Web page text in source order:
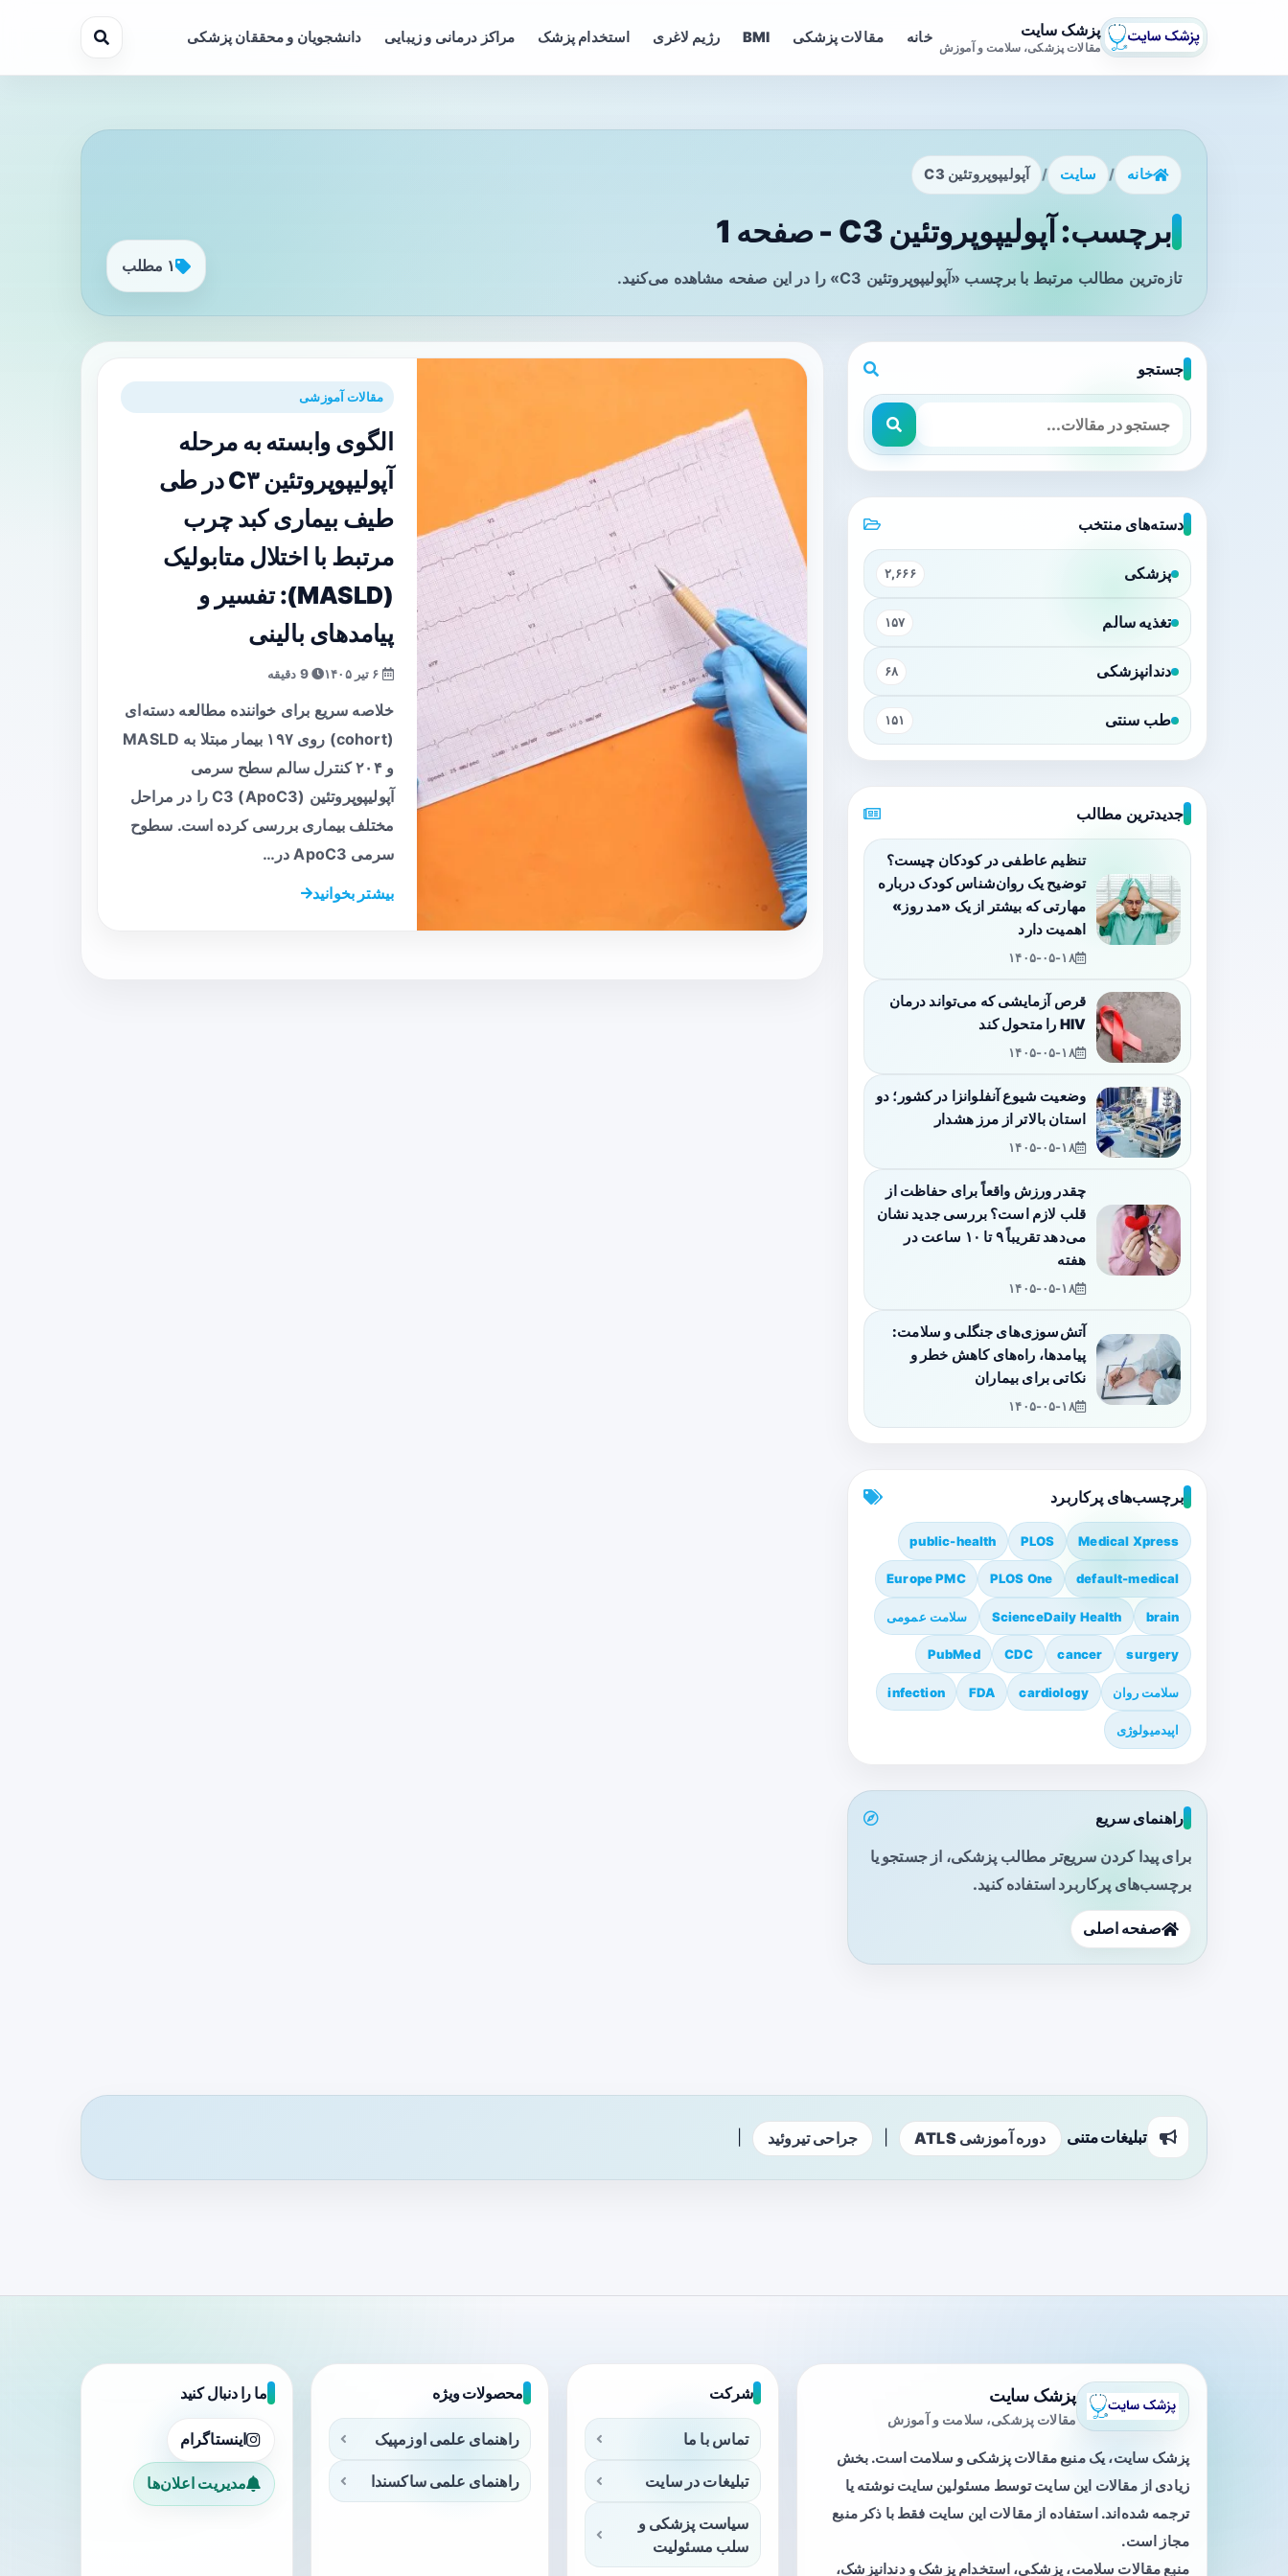
پزشک سایت
مقالات پزشکی، سلامت و آموزش
خانه مقالات پزشکی BMI رژیم لاغری استخدام پزشک مراکز درمانی و زیبایی دانشجویان و محققان پزشکی
خانه / سایت / آپولیپوپروتئین C3
برچسب: آپولیپوپروتئین C3 - صفحه 1
تازه‌ترین مطالب مرتبط با برچسب «آپولیپوپروتئین C3» را در این صفحه مشاهده می‌کنید.
۱ مطلب
مقالات آموزشی
الگوی وابسته به مرحله
آپولیپوپروتئین C۳ در طی
طیف بیماری کبد چرب
مرتبط با اختلال متابولیک
(MASLD): تفسیر و
پیامدهای بالینی
9 دقیقه
خلاصه سریع برای خواننده مطالعه دسته‌ای
(cohort) روی ۱۹۷ بیمار مبتلا به MASLD
و ۲۰۴ کنترل سالم سطح سرمی
آپولیپوپروتئین C3 (ApoC3) را در مراحل
مختلف بیماری بررسی کرده است. سطوح
سرمی ApoC3 در…
بیشتر بخوانید
جستجو
دسته‌های منتخب
پزشکی ۲,۶۶۶
تغذیه سالم ۱۵۷
دندانپزشکی ۶۸
طب سنتی ۱۵۱
جدیدترین مطالب
تنظیم عاطفی در کودکان چیست؟
توضیح یک روان‌شناس کودک درباره
مهارتی که بیشتر از یک «مد روز»
اهمیت دارد
۱۴۰۵-۰۵-۱۸
قرص آزمایشی که می‌تواند درمان
HIV را متحول کند
۱۴۰۵-۰۵-۱۸
وضعیت شیوع آنفلوانزا در کشور؛ دو
استان بالاتر از مرز هشدار
۱۴۰۵-۰۵-۱۸
چقدر ورزش واقعاً برای حفاظت از
قلب لازم است؟ بررسی جدید نشان
می‌دهد تقریباً ۹ تا ۱۰ ساعت در
هفته
۱۴۰۵-۰۵-۱۸
آتش‌سوزی‌های جنگلی و سلامت:
پیامدها، راه‌های کاهش خطر و
نکاتی برای بیماران
۱۴۰۵-۰۵-۱۸
برچسب‌های پرکاربرد
Medical Xpress
PLOS
public-health
default-medical
PLOS One
Europe PMC
brain
ScienceDaily Health سلامت عمومی
surgery
cancer
CDC
PubMed
سلامت روان cardiology
FDA
infection
اپیدمیولوژی
راهنمای سریع
برای پیدا کردن سریع‌تر مطالب پزشکی، از جستجو یا
برچسب‌های پرکاربرد استفاده کنید.
صفحه اصلی
تبلیغات متنی دوره آموزشی ATLS جراحی تیروئید
پزشک سایت
مقالات پزشکی، سلامت و آموزش
پزشک سایت، یک منبع مقالات پزشکی و سلامت است. بخش
زیادی از مقالات این سایت توسط مسئولین سایت نوشته یا
ترجمه شده‌اند. استفاده از مقالات این سایت فقط با ذکر منبع
مجاز است.
منبع مقالات سلامت، پزشکی، استخدام پزشک و دندانپزشک،
شرکت
تماس با ما
تبلیغات در سایت
سیاست پزشکی و
سلب مسئولیت
محصولات ویژه
راهنمای علمی اوزمپیک
راهنمای علمی ساکسندا
ما را دنبال کنید
اینستاگرام
مدیریت اعلان‌ها